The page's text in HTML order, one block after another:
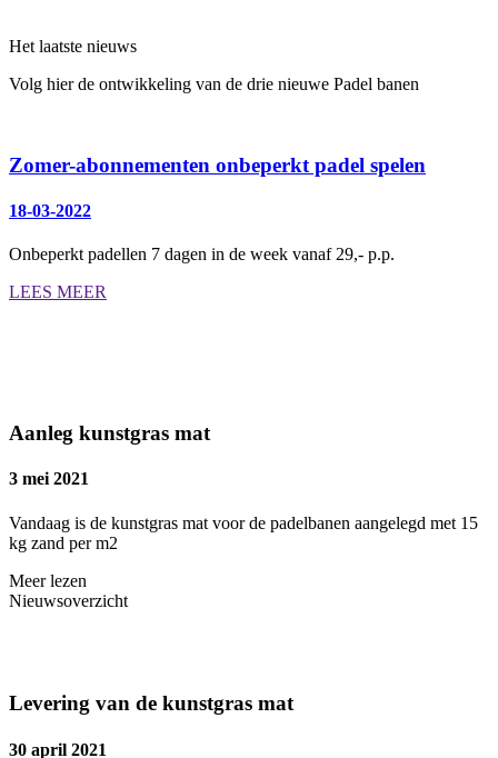
Het laatste nieuws
Volg hier de ontwikkeling van de drie nieuwe Padel banen
Zomer-abonnementen onbeperkt padel spelen
18-03-2022
Onbeperkt padellen 7 dagen in de week vanaf 29,- p.p.
LEES MEER
Aanleg kunstgras mat
3 mei 2021
Vandaag is de kunstgras mat voor de padelbanen aangelegd met 15
kg zand per m2
Meer lezen
Nieuwsoverzicht
Levering van de kunstgras mat
30 april 2021